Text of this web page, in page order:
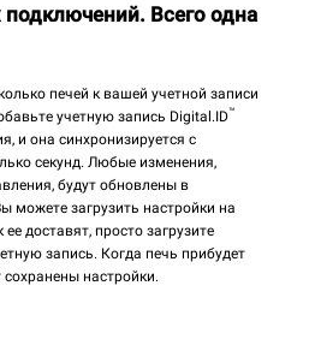
Всего одна
печей к вашей учетной записи
учетную запись Digital.ID™
и она синхронизируется с
секунд. Любые изменения,
будут обновлены в
можете загрузить настройки на
доставят, просто загрузите
запись. Когда печь прибудет
сохранены настройки.